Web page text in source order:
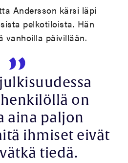
Andersson kärsi läpi
pelkotiloista. Hän
vanhoilla päivillään.
on
aina paljon
ihmiset eivät
tiedä.